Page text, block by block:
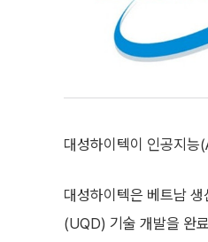
대성하이텍이 인공지능
대성하이텍은 베트남
(UQD) 기술 개발을 완